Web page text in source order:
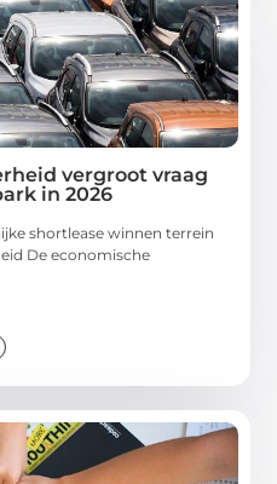
vergroot vraag
in 2026
shortlease winnen terrein
De economische